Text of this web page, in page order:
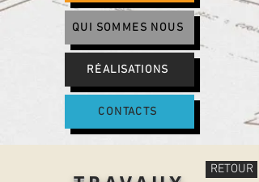
QUI SOMMES NOUS
RÉALISATIONS
CONTACTS
RETOUR